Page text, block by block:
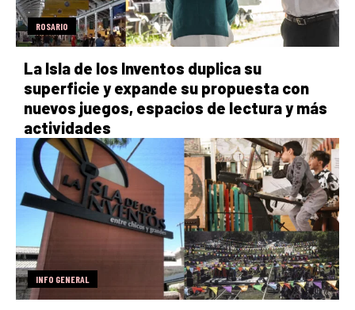
ROSARIO
La Isla de los Inventos duplica su
superficie y expande su propuesta con
nuevos juegos, espacios de lectura y más
actividades
INFO GENERAL